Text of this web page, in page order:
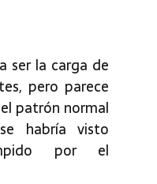
ser la carga de
pero parece
patrón normal
habría visto
por el